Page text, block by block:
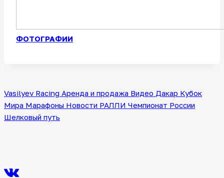
ФОТОГРАФИИ
Vasilyev Racing Аренда и продажа Видео Дакар Кубок
Мира Марафоны Новости РАЛЛИ Чемпионат России
Шелковый путь